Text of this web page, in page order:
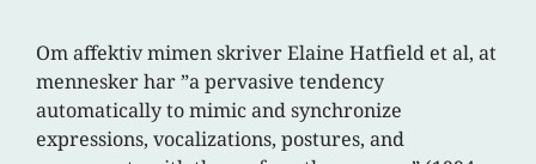
Om affektiv mimen skriver Elaine Hatfield et al, at
mennesker har ”a pervasive tendency
automatically to mimic and synchronize
expressions, vocalizations, postures, and